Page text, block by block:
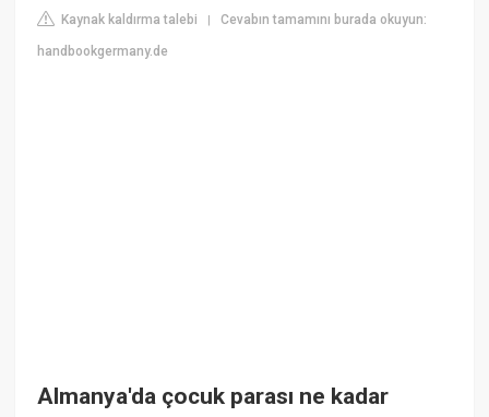
Kaynak kaldırma talebi |Cevabın tamamını burada okuyun:
handbookgermany.de
Almanya'da çocuk parası ne kadar